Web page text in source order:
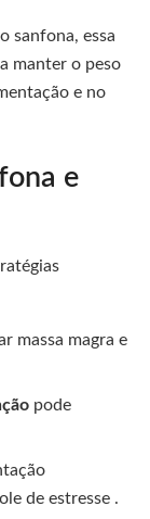
sanfona, essa
manter o peso
e no
e
massa magra e
pode
de estresse .